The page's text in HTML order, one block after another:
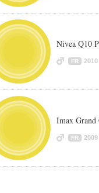
Nivea Q10
FR 2010
Imax Grand
FR 2009